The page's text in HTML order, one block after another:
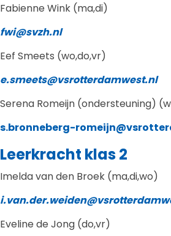
Fabienne Wink (ma,di)
fwi@svzh.nl
Eef Smeets (wo,do,vr)
e.smeets@vsrotterdamwest.nl
Serena Romeijn (ondersteuning)
s.bronneberg-
Leerkracht klas 2
Imelda van den Broek (ma,di,wo)
Eveline de Jong (do,vr)